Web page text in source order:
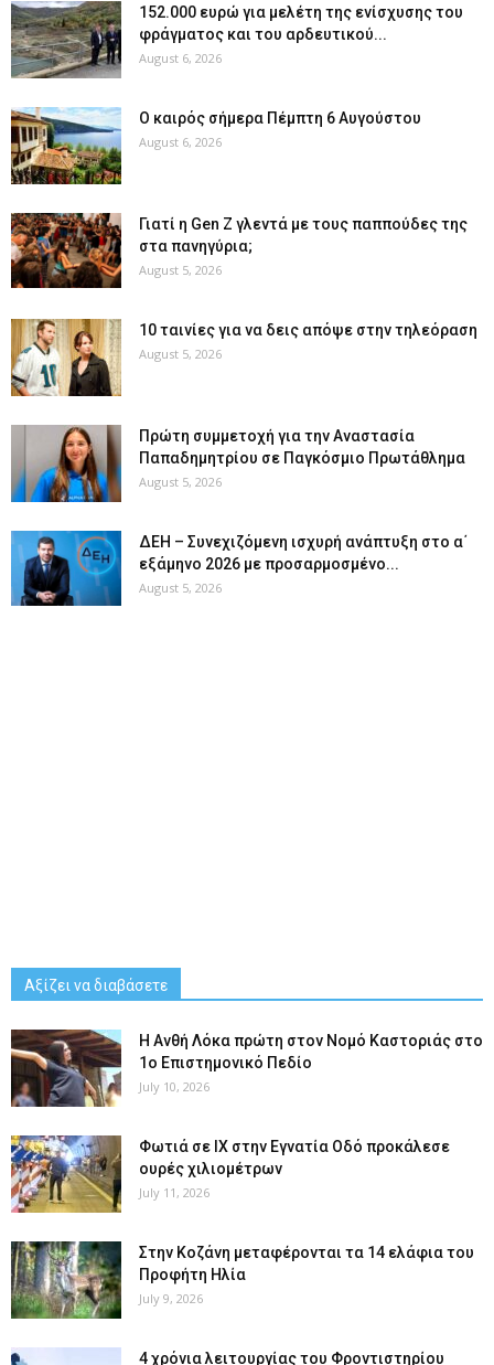
152.000 ευρώ για μελέτη της ενίσχυσης του
φράγματος και του αρδευτικού...
August 6, 2026
Ο καιρός σήμερα Πέμπτη 6 Αυγούστου
August 6, 2026
Γιατί η Gen Z γλεντά με τους παππούδες της
στα πανηγύρια;
August 5, 2026
10 ταινίες για να δεις απόψε στην τηλεόραση
August 5, 2026
Πρώτη συμμετοχή για την Αναστασία
Παπαδημητρίου σε Παγκόσμιο Πρωτάθλημα
August 5, 2026
ΔΕΗ – Συνεχιζόμενη ισχυρή ανάπτυξη στο α΄
εξάμηνο 2026 με προσαρμοσμένο...
August 5, 2026
Αξίζει να διαβάσετε
Η Ανθή Λόκα πρώτη στον Νομό Καστοριάς στο
1ο Επιστημονικό Πεδίο
July 10, 2026
Φωτιά σε ΙΧ στην Εγνατία Οδό προκάλεσε
ουρές χιλιομέτρων
July 11, 2026
Στην Κοζάνη μεταφέρονται τα 14 ελάφια του
Προφήτη Ηλία
July 9, 2026
4 χρόνια λειτουργίας του Φροντιστηρίου